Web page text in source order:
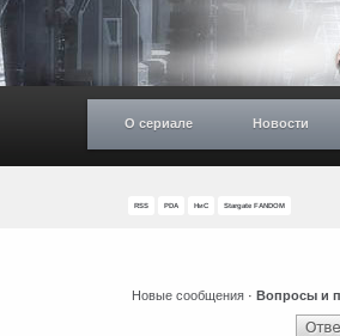
О сериале Новости
RSS PDA НиС Stargate FANDOM
Новые сообщения · Вопросы и